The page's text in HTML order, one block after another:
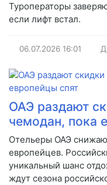
Туроператоры
если лифт встал.
06.07.2026 16:01
ОАЭ раздают
чемодан, пока
Отельеры ОАЭ
европейцев.
уникальный шанс
ждут сезона